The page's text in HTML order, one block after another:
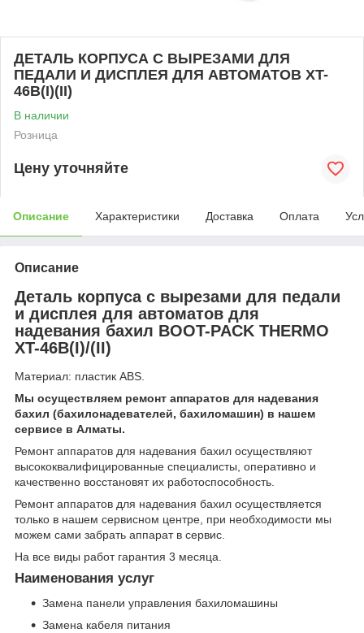
ДЕТАЛЬ КОРПУСА С ВЫРЕЗАМИ ДЛЯ
ПЕДАЛИ И ДИСПЛЕЯ ДЛЯ АВТОМАТОВ XT-
46В(I)(II)
В наличии
Розница
Цену уточняйте
Описание Характеристики Доставка Оплата
Описание
Деталь корпуса с вырезами для педали
и дисплея для автоматов для
надевания бахил BOOT-PACK THERMO
XT-46B(I)/(II)
Материал: пластик ABS.
Мы осуществляем ремонт аппаратов для надевания
бахил (бахилонадевателей, бахиломашин) в нашем
сервисе в Алматы.
Ремонт аппаратов для надевания бахил осуществляют
высококвалифицированные специалисты, оперативно и
качественно восстановят их работоспособность.
Ремонт аппаратов для надевания бахил осуществляется
только в нашем сервисном центре, при необходимости мы
можем сами забрать аппарат в сервис.
На все виды работ гарантия 3 месяца.
Наименования услуг
Замена панели управления бахиломашины
Замена кабеля питания